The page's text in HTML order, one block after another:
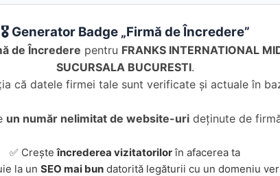
🎖️ Generator Badge „Firmă de Încredere”
de Încredere pentru FRANKS INTERNATIONAL
SUCURSALA BUCURESTI.
că datele firmei tale sunt verificate și actuale în
un număr nelimitat de website-urideținute de
✅ Creșteîncrederea vizitatorilorîn afacerea ta
la un SEO mai bun datorită legăturii cu un domeniu